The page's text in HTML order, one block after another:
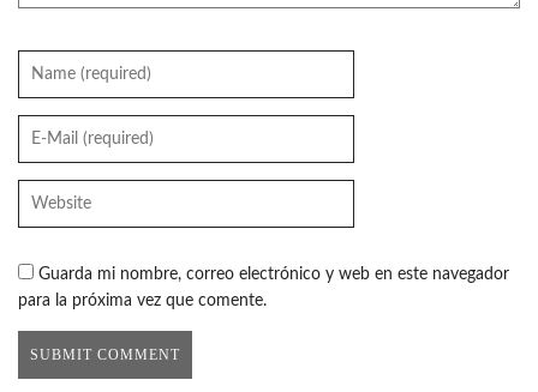
Guarda mi nombre, correo electrónico y web en este navegador
para la próxima vez que comente.